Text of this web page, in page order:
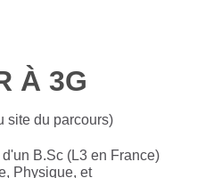
À 3G
site du parcours)
B.Sc (L3 en France)
Physique, et